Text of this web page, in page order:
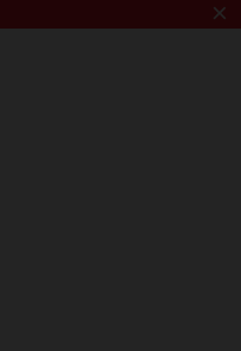
×